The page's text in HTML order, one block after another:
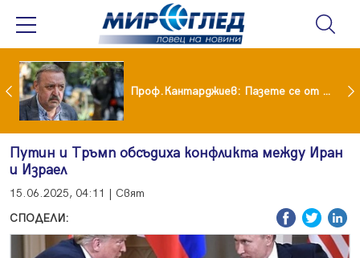
килограмова жена! Искаше бърза печалба... Проф.Кантарджиев: Пазете се от комарите и полово предаваните инфекции
Путин и Тръмп обсъдиха конфликта между Иран
и Израел
15.06.2025, 04:11 | Свят
СПОДЕЛИ: